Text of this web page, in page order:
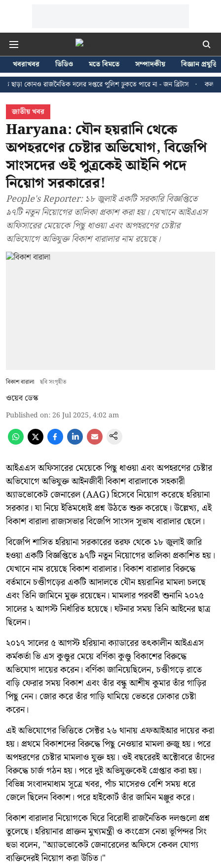
খবরাখবর ভিডিও মতে বিমতে সম্পাদকীয়
বিজ্ঞান প্রযুক্তি
রাজনৈতিক দলের দপ্তরে পুলিশ ঢুকতে পারে না - জন ব্রিটাস
কলকাতায় ২৪
জাতীয় খবর
Haryana: যৌন হয়রানি থেকে
অপহরণের চেষ্টার অভিযোগ, বিজেপি
সাংসদের ওই পুত্রকেই আইনি পদে
নিয়োগ সরকারের!
People's Reporter: ১৮ জুলাই একটি সরকারি বিজ্ঞপ্তিতে
৯৭টি নতুন নিয়োগের তালিকা প্রকাশ করা হয়। যেখানে আইএএস
অফিসারের মেয়েকে পিছু ধাওয়া এবং অপহরণের চেষ্টার
অভিযোগে অভিযুক্ত বিকাশ বারালার নাম রয়েছে।
বিকাশ বারালা ছবি সংগৃহীত
ওয়েব ডেস্ক
Published on: 26 Jul 2025, 4:02 am
আইএএস অফিসারের মেয়েকে পিছু ধাওয়া এবং অপহরণের চেষ্টার
অভিযোগে অভিযুক্ত আইনজীবী বিকাশ বারালাকে সহকারী
অ্যাডভোকেট জেনারেল (AAG) হিসেবে নিয়োগ করেছে হরিয়ানা
সরকার। যা নিয়ে ইতিমধ্যেই প্রশ্ন উঠতে শুরু করেছে। উল্লেখ্য, এই
বিকাশ বারালা রাজ্যসভার বিজেপি সাংসদ সুভাষ বারালার ছেলে।
বিজেপি শাসিত হরিয়ানা সরকারের তরফ থেকে ১৮ জুলাই জারি
হওয়া একটি বিজ্ঞপ্তিতে ৯৭টি নতুন নিয়োগের তালিকা প্রকাশিত হয়।
যেখানে নাম রয়েছে বিকাশ বারালার। বিকাশ বারালার বিরুদ্ধে
বর্তমানে চণ্ডীগড়ের একটি আদালতে যৌন হয়রানির মামলা চলছে
এবং তিনি জামিনে মুক্ত রয়েছেন। মামলার পরবর্তী শুনানি ২০২৫
সালের ২ আগস্ট নির্ধারিত হয়েছে। ঘটনার সময় তিনি আইনের ছাত্র
ছিলেন।
২০১৭ সালের ৫ আগস্ট হরিয়ানা ক্যাডারের তৎকালীন আইএএস
কর্মকর্তা ভি এস কুণ্ডুর মেয়ে বর্ণিকা কুণ্ডু বিকাশের বিরুদ্ধে
অভিযোগ দায়ের করেন। বর্ণিকা জানিয়েছিলেন, চণ্ডীগড়ে রাতে
বাড়ি ফেরার সময় বিকাশ এবং তাঁর বন্ধু আশীষ কুমার তাঁর গাড়ির
পিছু নেন। জোর করে তাঁর গাড়ি থামিয়ে ভেতরে ঢোকার চেষ্টা
করেন।
এই অভিযোগের ভিত্তিতে সেক্টর ২৬ থানায় এফআইআর দায়ের করা
হয়। প্রথমে বিকাশদের বিরুদ্ধে পিছু নেওয়ার মামলা রুজু হয়। পরে
অপহরণের চেষ্টার মামলাও যুক্ত হয়। ওই বছরেরই অক্টোবরে তাঁদের
বিরুদ্ধে চার্জ গঠন হয়। পরে দুই অভিযুক্তকেই গ্রেপ্তার করা হয়।
বিভিন্ন সংবাদমাধ্যম সূত্রে খবর, পাঁচ মাসেরও বেশি সময় ধরে
জেলে ছিলেন বিকাশ। পরে হাইকোর্ট তাঁর জামিন মঞ্জুর করে।
বিকাশ বারালার নিয়োগকে ঘিরে বিরোধী রাজনৈতিক দলগুলো প্রশ্ন
তুলেছে। হরিয়ানার প্রাক্তন মুখ্যমন্ত্রী ও কংগ্রেস নেতা ভূপিন্দর সিং
হুডা বলেন, "অ্যাডভোকেট জেনারেলের অফিসে কেবল যোগ্য
ব্যক্তিদেরই নিয়োগ করা উচিত।"